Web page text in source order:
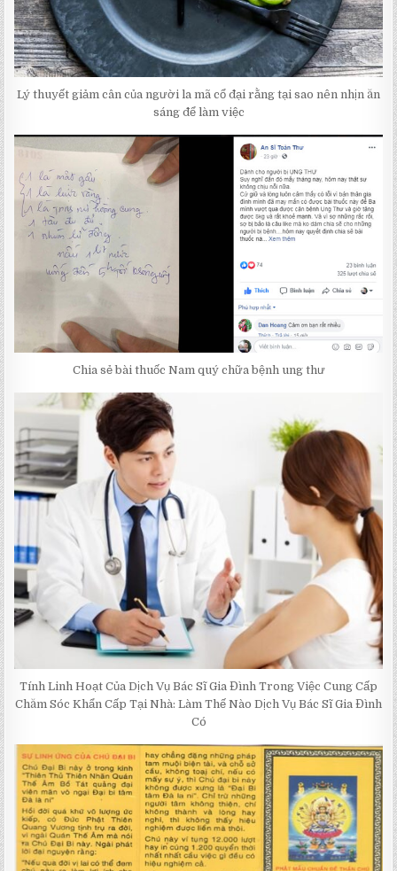
Lý thuyết giảm cân của người la mã cổ đại rằng tại sao nên nhịn ăn
sáng để làm việc
Chia sẻ bài thuốc Nam quý chữa bệnh ung thư
Tính Linh Hoạt Của Dịch Vụ Bác Sĩ Gia Đình Trong Việc Cung Cấp
Chăm Sóc Khẩn Cấp Tại Nhà: Làm Thế Nào Dịch Vụ Bác Sĩ Gia Đình
Có